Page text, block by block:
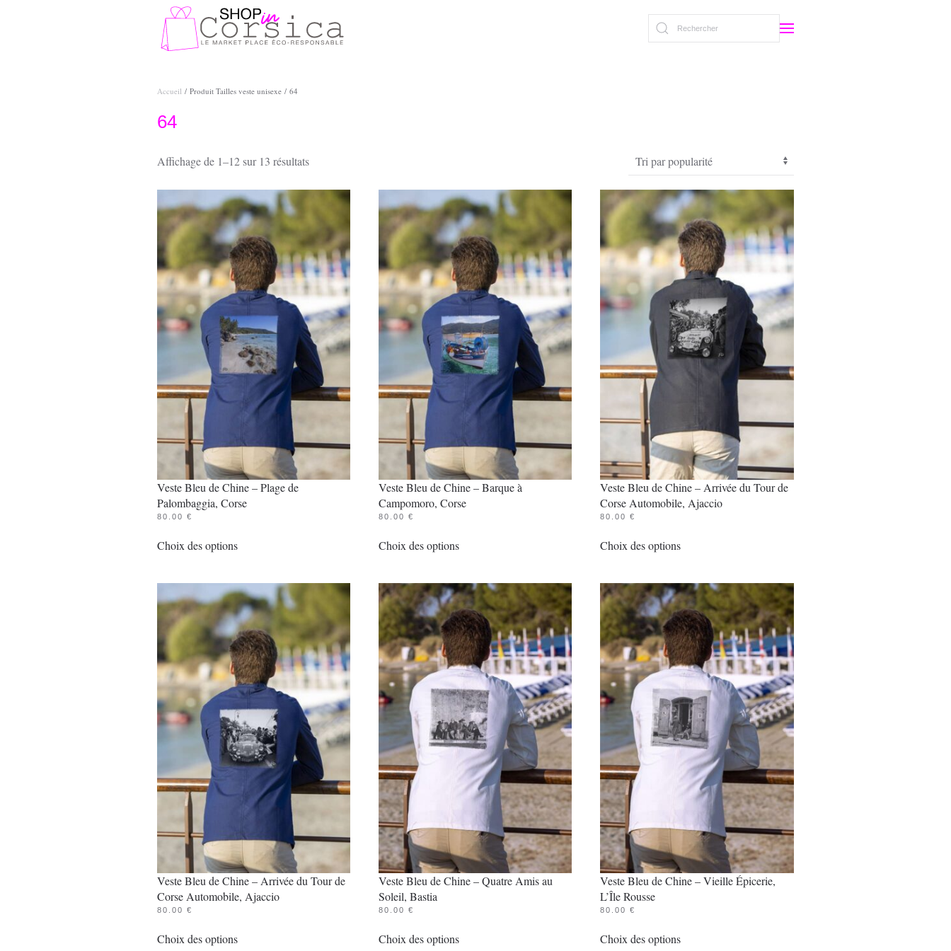
Accueil / Produit Tailles veste unisexe / 64
64
Affichage de 1–12 sur 13 résultatsTrié
Veste Bleu de Chine – Plage de
Palombaggia, Corse
80.00 €
Choix des optionsproduit
plusieurs
variations.
Les
options
peuvent
être
choisies
sur
la
page
du
produit
Veste Bleu de Chine – Barque à
Campomoro, Corse
80.00€
Choix des optionsproduit
plusieurs
variations.
Les
options
peuvent
être
choisies
sur
la
page
du
produit
Veste Bleu de Chine – Arrivée du Tour de
Corse Automobile, Ajaccio
80.00€
Choix des optionsproduit
plusieurs
variations.
Les
options
peuvent
être
choisies
sur
la
page
du
produit
Veste Bleu de Chine – Arrivée du Tour de
Corse Automobile, Ajaccio
80.00 €
Choix des optionsproduit
Veste Bleu de Chine – Quatre Amis au
Soleil, Bastia
80.00€
Choix des optionsproduit
Veste Bleu de Chine – Vieille Épicerie,
L’Île Rousse
80.00€
Choix des optionsproduit